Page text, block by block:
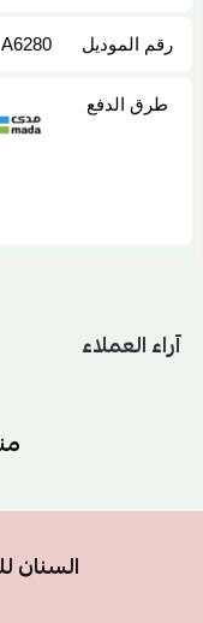
رقم الموديل A6280
طرق الدفع
آراء العملاء
السنان